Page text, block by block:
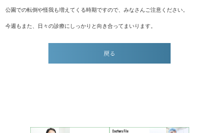
公園での転倒や怪我も増えてくる時期ですので、みなさんご注意ください。
今週もまた、日々の診療にしっかりと向き合ってまいります。
戻る